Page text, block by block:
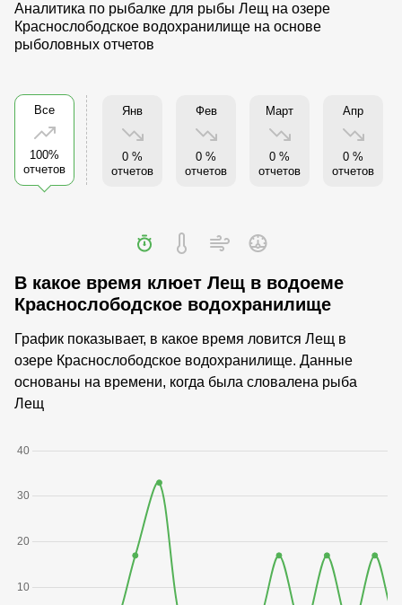
Аналитика по рыбалке для рыбы Лещ на озере
Краснослободское водохранилище на основе
рыболовных отчетов
Все
100%
отчетов
Янв
0 %
отчетов
Фев
0 %
отчетов
Март
0 %
отчетов
Апр
0 %
отчетов
В какое время клюет Лещ в водоеме
Краснослободское водохранилище
График показывает, в какое время ловится Лещ в
озере Краснослободское водохранилище. Данные
основаны на времени, когда была словалена рыба
Лещ